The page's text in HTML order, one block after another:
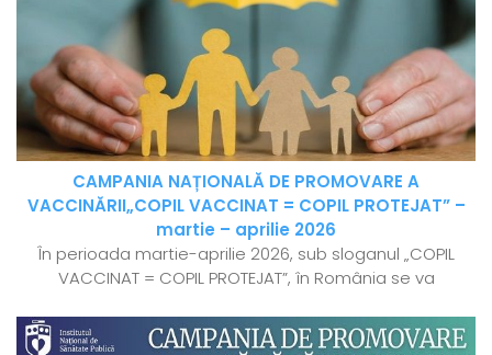
CAMPANIA NAȚIONALĂ DE PROMOVARE A
VACCINĂRII„COPIL VACCINAT = COPIL PROTEJAT” –
martie – aprilie 2026
În perioada martie-aprilie 2026, sub sloganul „COPIL
VACCINAT = COPIL PROTEJAT”, în România se va